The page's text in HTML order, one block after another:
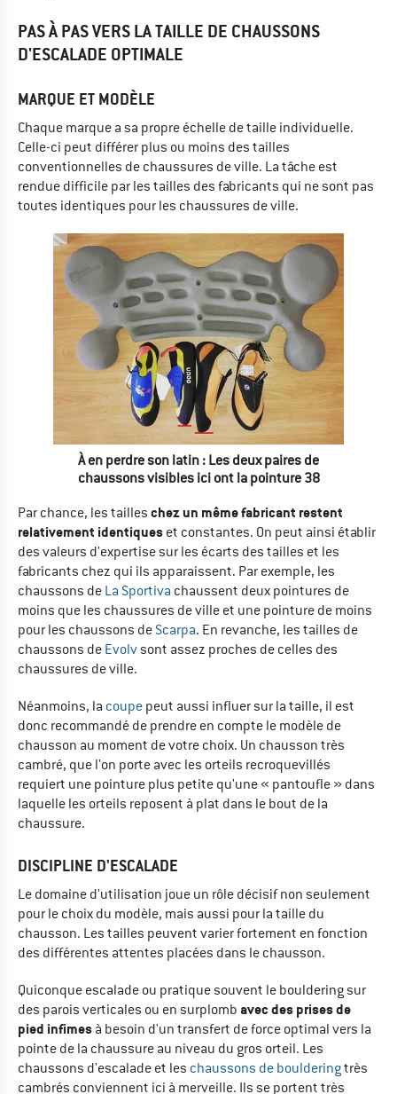
PAS À PAS VERS LA TAILLE DE CHAUSSONS
D'ESCALADE OPTIMALE
MARQUE ET MODÈLE
Chaque marque a sa propre échelle de taille individuelle.
Celle-ci peut différer plus ou moins des tailles
conventionnelles de chaussures de ville. La tâche est
rendue difficile par les tailles des fabricants qui ne sont pas
toutes identiques pour les chaussures de ville.
À en perdre son latin : Les deux paires de
chaussons visibles ici ont la pointure 38
Par chance, les tailles chez un même fabricant restent
relativement identiques et constantes. On peut ainsi établir
des valeurs d'expertise sur les écarts des tailles et les
fabricants chez qui ils apparaissent. Par exemple, les
chaussons de La Sportiva chaussent deux pointures de
moins que les chaussures de ville et une pointure de moins
pour les chaussons de Scarpa. En revanche, les tailles de
chaussons de Evolvsont assez proches de celles des
chaussures de ville.
Néanmoins, la coupe peut aussi influer sur la taille, il est
donc recommandé de prendre en compte le modèle de
chausson au moment de votre choix. Un chausson très
cambré, que l'on porte avec les orteils recroquevillés
requiert une pointure plus petite qu'une « pantoufle » dans
laquelle les orteils reposent à plat dans le bout de la
chaussure.
DISCIPLINE D'ESCALADE
Le domaine d'utilisation joue un rôle décisif non seulement
pour le choix du modèle, mais aussi pour la taille du
chausson. Les tailles peuvent varier fortement en fonction
des différentes attentes placées dans le chausson.
Quiconque escalade ou pratique souvent le bouldering sur
des parois verticales ou en surplomb avec des prises de
pied infimes à besoin d'un transfert de force optimal vers la
pointe de la chaussure au niveau du gros orteil. Les
chaussons d'escalade et les chaussons de boulderingtrès
cambrés conviennent ici à merveille. Ils se portent très